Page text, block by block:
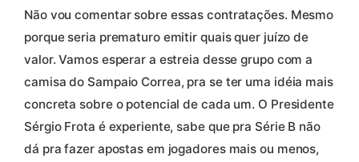
Não vou comentar sobre essas contratações. Mesmo
porque seria prematuro emitir quais quer juízo de
valor. Vamos esperar a estreia desse grupo com a
camisa do Sampaio Correa, pra se ter uma idéia mais
concreta sobre o potencial de cada um. O Presidente
Sérgio Frota é experiente, sabe que pra Série B não
dá pra fazer apostas em jogadores mais ou menos,